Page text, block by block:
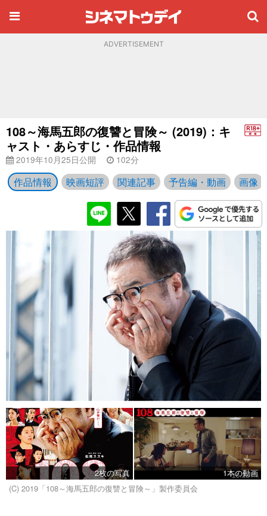
ADVERTISEMENT
108～海馬五郎の復讐と冒険～ (2019)：キ
ャスト・あらすじ・作品情報
2019年10月25日公開 102分
作品情報 映画短評 関連記事 予告編・動画 画像
2枚の写真
1本の動画
(C) 2019「108～海馬五郎の復讐と冒険～」製作委員会